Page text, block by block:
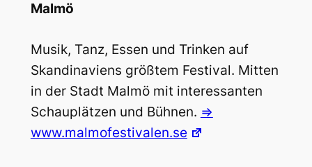
Malmö
Musik, Tanz, Essen und Trinken auf
Skandinaviens größtem Festival. Mitten
in der Stadt Malmö mit interessanten
Schauplätzen und Bühnen. =>
www.malmofestivalen.se